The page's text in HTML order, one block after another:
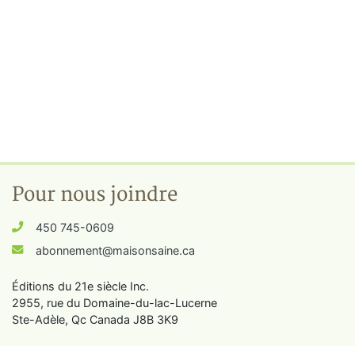
Pour nous joindre
450 745-0609
abonnement@maisonsaine.ca
Éditions du 21e siècle Inc.
2955, rue du Domaine-du-lac-Lucerne
Ste-Adèle, Qc Canada J8B 3K9